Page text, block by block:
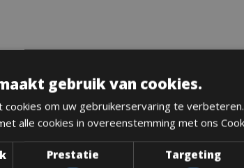
Plus
gebruik van cookies.
cookies om uw gebruikerservaring te
alle cookies in overeenstemming met ons
Prestatie Targeting